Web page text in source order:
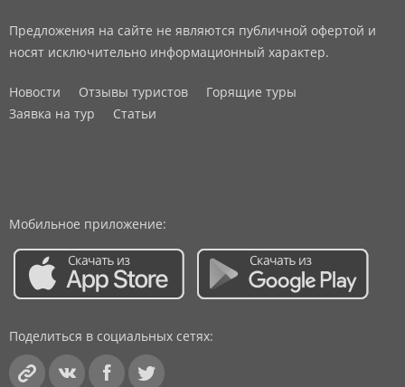
Предложения на сайте не являются публичной офертой и
носят исключительно информационный характер.
Новости Отзывы туристов
Горящие туры
Заявка на тур
Статьи
Мобильное приложение:
Поделиться в социальных сетях: